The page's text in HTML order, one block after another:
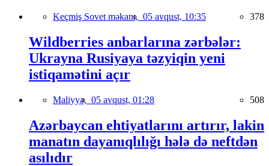
Keçmiş Sovet məkanı, 05 avqust, 10:35 378
Wildberries anbarlarına zərbələr:
Ukrayna Rusiyaya təzyiqin yeni
istiqamətini açır
Maliyyə, 05 avqust, 01:28 508
Azərbaycan ehtiyatlarını artırır, lakin
manatın dayanıqlılığı hələ də neftdən
asılıdır